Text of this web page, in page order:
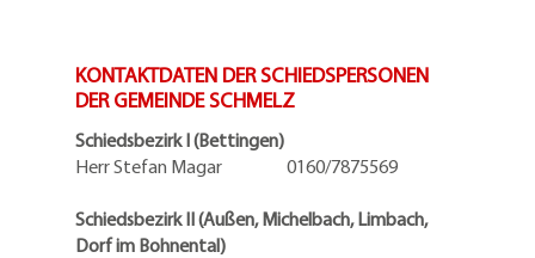
KONTAKTDATEN DER SCHIEDSPERSONEN
DER GEMEINDE SCHMELZ
Schiedsbezirk I (Bettingen)
Herr Stefan Magar 0160/7875569
Schiedsbezirk II (Außen, Michelbach, Limbach,
Dorf im Bohnental)